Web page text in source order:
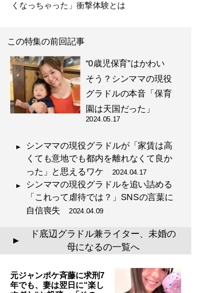
くなっちゃった」衝撃体験とは
この特集の前回記事
“0歳児保育”はかわい
そう？シンママの現役
グラドルの本音「保育
園は天国だった」
2024.05.17
シンママの現役グラドルが「家賃は高
くても意地でも都内を離れなくて良か
った」と思えるワケ 2024.04.17
シンママの現役グラドルを追い詰める
「これって虐待では？」SNSの言葉に
自信喪失 2024.04.09
▲
ド底辺グラドル兼ライター、未婚の
母になるの一覧へ
元ジャンポケ斉藤に求刑7
年でも、妻は翌日に“楽し